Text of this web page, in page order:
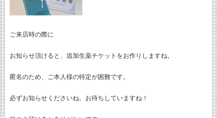
ご来店時の際に
お知らせ頂けると、追加生薬チケットをお作りしますね。
匿名のため、ご本人様の特定が困難です。
必ずお知らせくださいね。お待ちしていますね！